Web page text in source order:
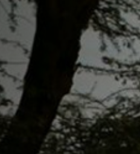
Hors-Festival
Infos pratiques
Jeune Public